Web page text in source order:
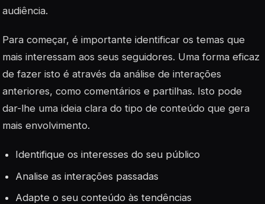
audiência.
Para começar, é importante identificar os temas que
mais interessam aos seus seguidores. Uma forma eficaz
de fazer isto é através da análise de interações
anteriores, como comentários e partilhas. Isto pode
dar-lhe uma ideia clara do tipo de conteúdo que gera
mais envolvimento.
Identifique os interesses do seu público
Analise as interações passadas
Adapte o seu conteúdo às tendências